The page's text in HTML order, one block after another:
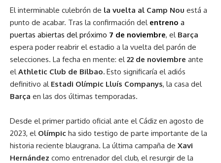
El interminable culebrón de la vuelta al Camp Nou está a
punto de acabar. Tras la confirmación del entreno a
puertas abiertas del próximo 7 de noviembre, el Barça
espera poder reabrir el estadio a la vuelta del parón de
selecciones. La fecha en mente: el22 de noviembre ante
elAthletic Club de Bilbao. Esto significaría el adiós
definitivo alEstadi Olímpic Lluís Companys, la casa del
Barça en las dos últimas temporadas.
Desde el primer partido oficial ante el Cádiz en agosto de
2023, el Olímpic ha sido testigo de parte importante de la
historia reciente blaugrana. La última campaña de Xavi
Hernández como entrenador del club, el resurgir de la